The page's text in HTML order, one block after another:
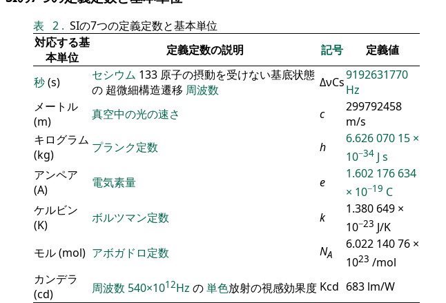
表 2 . SIの7つの定義定数と基本単位
対応する基
本単位
定義定数の説明 記号 定義値
秒(s) セシウム 133 原子の摂動を受けない基底状態
の 超微細構造遷移 周波数 ΔνCs9192631770
Hz
メートル
(m)
真空中の光の速さ c
299792458
m/s
キログラム
(kg)
プランク定数 h
6.626 070 15 ×
10−34 J s
アンペア
(A)
電気素量 e
1.602 176 634
× 10−19 C
ケルビン
(K)
ボルツマン定数 k
1.380 649 ×
10−23 J/K
モル (mol) アボガドロ定数 NA
6.022 140 76 ×
1023 /mol
カンデラ
(cd)
周波数 540×1012Hz の単色放射の視感効果度 Kcd 683 lm/W